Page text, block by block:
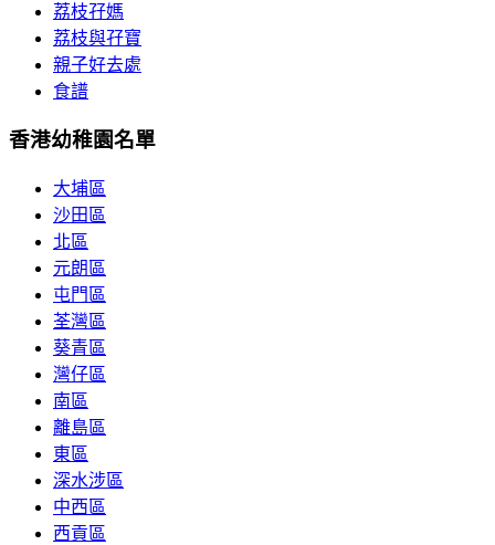
荔枝孖媽
荔枝與孖寶
親子好去處
食譜
香港幼稚園名單
大埔區
沙田區
北區
元朗區
屯門區
荃灣區
葵青區
灣仔區
南區
離島區
東區
深水涉區
中西區
西貢區